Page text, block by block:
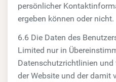
persönlicher
ergeben können oder nicht.
6.6 Die Daten des
Limited nur in
Datenschutzrichtlinien
der Website und der damit